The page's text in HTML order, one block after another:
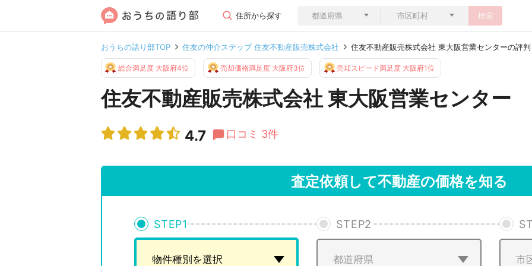
住所から探す 検索
おうちの語り部TOP 住友の仲介ステップ 住友不動産販売株式会社 住友不動産販売株式会社 東大阪営業センターの評判
総合満足度 大阪府4位 売却価格満足度 大阪府3位 売却スピード満足度 大阪府1位
住友不動産販売株式会社 東大阪営業センター
4.7 口コミ 3件
査定依頼して不動産の価格を知る
STEP1 STEP2